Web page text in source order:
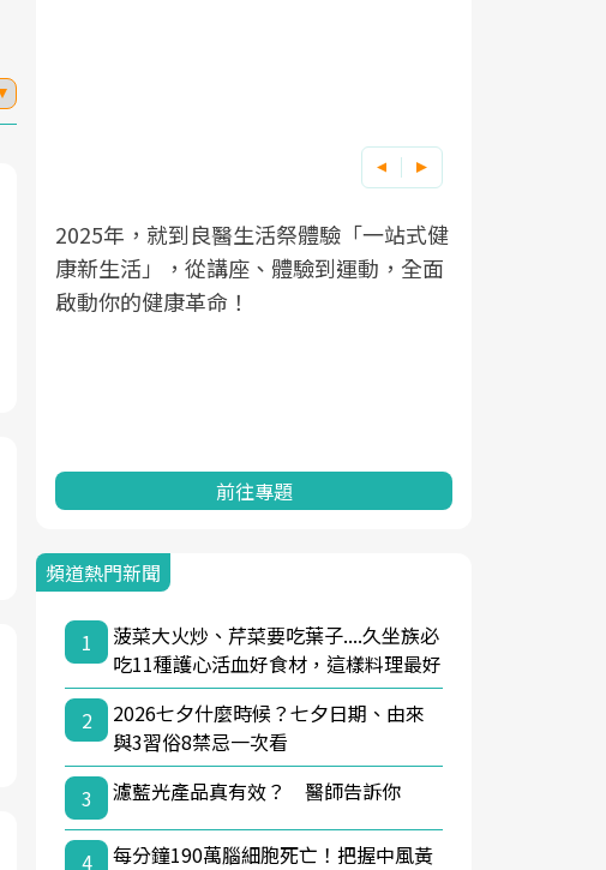
良醫健康網從「換季的身體變化」出發，
透過醫學觀點與日常感受的對話，建立對
亞健康的認知，進而引導實際的改善行
前往專題
頻道熱門新聞
1
菠菜大火炒、芹菜要吃葉子....久坐族必
吃11種護心活血好食材，這樣料理最好
2
2026七夕什麼時候？七夕日期、由來
與3習俗8禁忌一次看
3
濾藍光產品真有效？ 醫師告訴你
4
每分鐘190萬腦細胞死亡！把握中風黃